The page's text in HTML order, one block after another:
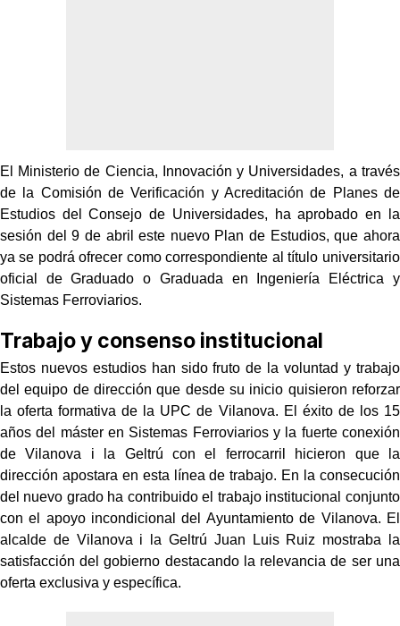
El Ministerio de Ciencia, Innovación y Universidades, a través
de la Comisión de Verificación y Acreditación de Planes de
Estudios del Consejo de Universidades, ha aprobado en la
sesión del 9 de abril este nuevo Plan de Estudios, que ahora
ya se podrá ofrecer como correspondiente al título universitario
oficial de Graduado o Graduada en Ingeniería Eléctrica y
Sistemas Ferroviarios.
Trabajo y consenso institucional
Estos nuevos estudios han sido fruto de la voluntad y trabajo
del equipo de dirección que desde su inicio quisieron reforzar
la oferta formativa de la UPC de Vilanova. El éxito de los 15
años del máster en Sistemas Ferroviarios y la fuerte conexión
de Vilanova i la Geltrú con el ferrocarril hicieron que la
dirección apostara en esta línea de trabajo. En la consecución
del nuevo grado ha contribuido el trabajo institucional conjunto
con el apoyo incondicional del Ayuntamiento de Vilanova. El
alcalde de Vilanova i la Geltrú Juan Luis Ruiz mostraba la
satisfacción del gobierno destacando la relevancia de ser una
oferta exclusiva y específica.